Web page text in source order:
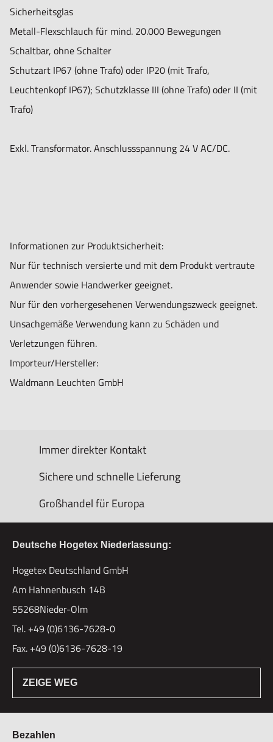
Sicherheitsglas
Metall-Flexschlauch für mind. 20.000 Bewegungen
Schaltbar, ohne Schalter
Schutzart IP67 (ohne Trafo) oder IP20 (mit Trafo,
Leuchtenkopf IP67); Schutzklasse III (ohne Trafo) oder II (mit
Trafo)
Exkl. Transformator. Anschlussspannung 24 V AC/DC.
Informationen zur Produktsicherheit:
Nur für technisch versierte und mit dem Produkt vertraute
Anwender sowie Handwerker geeignet.
Nur für den vorhergesehenen Verwendungszweck geeignet.
Unsachgemäße Verwendung kann zu Schäden und
Verletzungen führen.
Importeur/Hersteller:
Waldmann Leuchten GmbH
Immer direkter Kontakt
Sichere und schnelle Lieferung
Großhandel für Europa
Deutsche Hogetex Niederlassung:
Hogetex Deutschland GmbH
Am Hahnenbusch 14B
55268Nieder-Olm
Tel. +49 (0)6136-7628-0
Fax. +49 (0)6136-7628-19
ZEIGE WEG
Bezahlen